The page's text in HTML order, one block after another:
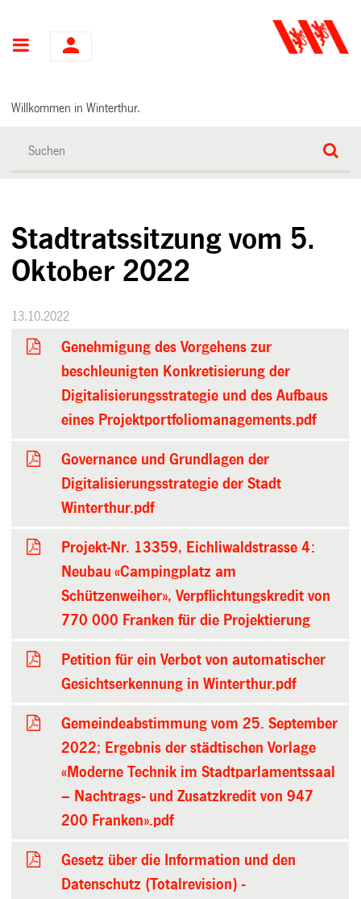
Hauptnavigation
Willkommen in Winterthur.
Stadtratssitzung vom 5.
Oktober 2022
13.10.2022
Genehmigung des Vorgehens zur
beschleunigten Konkretisierung der
Digitalisierungsstrategie und des Aufbaus
eines Projektportfoliomanagements.pdf
Governance und Grundlagen der
Digitalisierungsstrategie der Stadt
Winterthur.pdf
Projekt-Nr. 13359, Eichliwaldstrasse 4:
Neubau «Campingplatz am
Schützenweiher», Verpflichtungskredit von
770 000 Franken für die Projektierung
Petition für ein Verbot von automatischer
Gesichtserkennung in Winterthur.pdf
Gemeindeabstimmung vom 25. September
2022; Ergebnis der städtischen Vorlage
«Moderne Technik im Stadtparlamentssaal
– Nachtrags- und Zusatzkredit von 947
200 Franken».pdf
Gesetz über die Information und den
Datenschutz (Totalrevision) -